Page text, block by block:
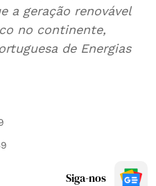
a geração renovável
no continente,
de Energias
Siga-nos